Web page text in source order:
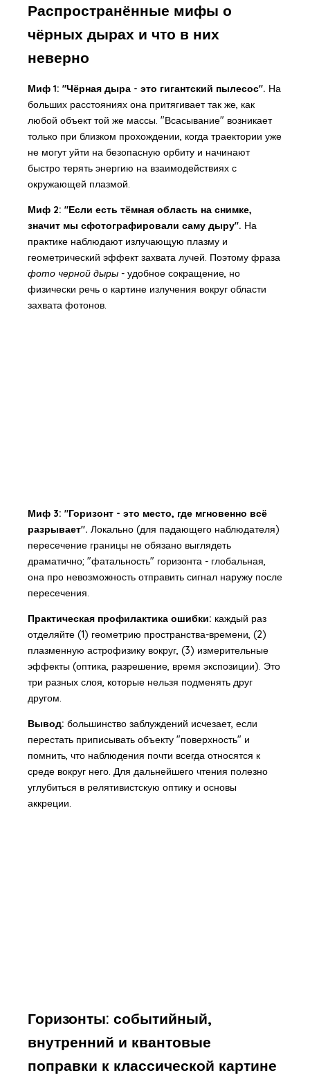
Распространённые мифы о
чёрных дырах и что в них
неверно
Миф 1: "Чёрная дыра - это гигантский пылесос". На
больших расстояниях она притягивает так же, как
любой объект той же массы. "Всасывание" возникает
только при близком прохождении, когда траектории уже
не могут уйти на безопасную орбиту и начинают
быстро терять энергию на взаимодействиях с
окружающей плазмой.
Миф 2: "Если есть тёмная область на снимке,
значит мы сфотографировали саму дыру". На
практике наблюдают излучающую плазму и
геометрический эффект захвата лучей. Поэтому фраза
фото черной дыры- удобное сокращение, но
физически речь о картине излучения вокруг области
захвата фотонов.
Миф 3: "Горизонт - это место, где мгновенно всё
разрывает". Локально (для падающего наблюдателя)
пересечение границы не обязано выглядеть
драматично; "фатальность" горизонта - глобальная,
она про невозможность отправить сигнал наружу после
пересечения.
Практическая профилактика ошибки: каждый раз
отделяйте (1) геометрию пространства-времени, (2)
плазменную астрофизику вокруг, (3) измерительные
эффекты (оптика, разрешение, время экспозиции). Это
три разных слоя, которые нельзя подменять друг
другом.
Вывод: большинство заблуждений исчезает, если
перестать приписывать объекту "поверхность" и
помнить, что наблюдения почти всегда относятся к
среде вокруг него. Для дальнейшего чтения полезно
углубиться в релятивистскую оптику и основы
аккреции.
Горизонты: событийный,
внутренний и квантовые
поправки к классической картине